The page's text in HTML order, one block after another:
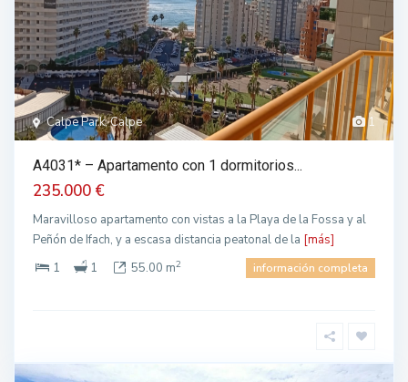
1
Calpe Park, Calpe
A4031* – Apartamento con 1 dormitorios...
235.000 €
Maravilloso apartamento con vistas a la Playa de la Fossa y al
Peñón de Ifach, y a escasa distancia peatonal de la [más]
1
1 55.00 m2 información completa